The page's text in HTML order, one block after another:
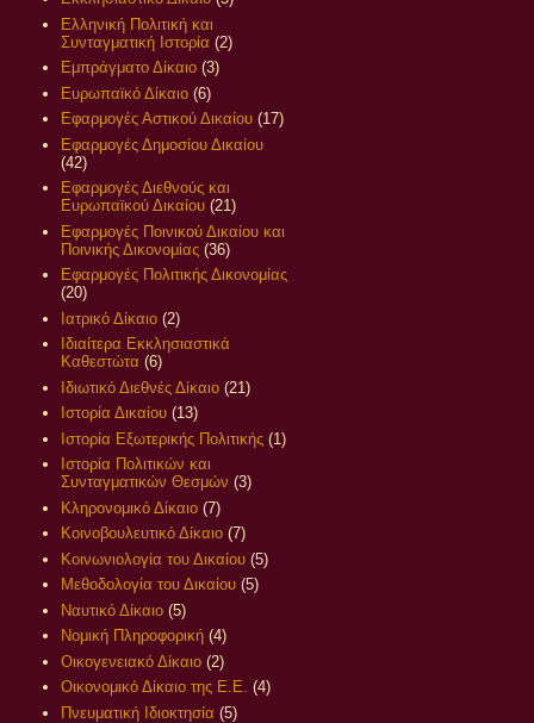
Ελληνική Πολιτική και
Συνταγματική Ιστορία (2)
Εμπράγματο Δίκαιο (3)
Ευρωπαϊκό Δίκαιο (6)
Εφαρμογές Αστικού Δικαίου (17)
Εφαρμογές Δημοσίου Δικαίου
(42)
Εφαρμογές Διεθνούς και
Ευρωπαϊκού Δικαίου (21)
Εφαρμογές Ποινικού Δικαίου και
Ποινικής Δικονομίας (36)
Εφαρμογές Πολιτικής Δικονομίας
(20)
Ιατρικό Δίκαιο (2)
Ιδιαίτερα Εκκλησιαστικά
Καθεστώτα (6)
Ιδιωτικό Διεθνές Δίκαιο (21)
Ιστορία Δικαίου (13)
Ιστορία Εξωτερικής Πολιτικής (1)
Ιστορία Πολιτικών και
Συνταγματικών Θεσμών (3)
Κληρονομικό Δίκαιο (7)
Κοινοβουλευτικό Δίκαιο (7)
Κοινωνιολογία του Δικαίου (5)
Μεθοδολογία του Δικαίου (5)
Ναυτικό Δίκαιο (5)
Νομική Πληροφορική (4)
Οικογενειακό Δίκαιο (2)
Οικονομικό Δίκαιο της Ε.Ε. (4)
Πνευματική Ιδιοκτησία (5)